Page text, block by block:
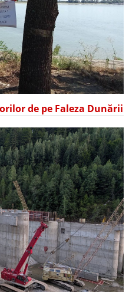
de pe Faleza Dunării